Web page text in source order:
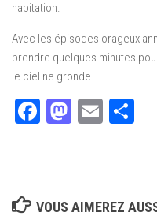
habitation.
Avec les épisodes orageux
prendre quelques minutes
le ciel ne gronde.
Facebook
Mastodon
Email
VOUS AIMEREZ